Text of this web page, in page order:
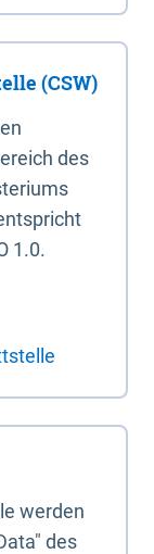
(CSW)
des
1.0.
werden
des